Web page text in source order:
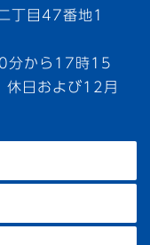
丁目47番地1
分から17時15
休日および12月